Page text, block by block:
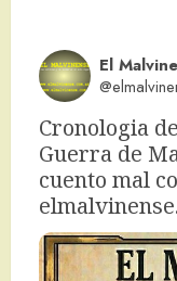
El
Cronologia
Guerra de